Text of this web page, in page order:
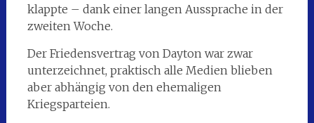
klappte – dank einer langen Aussprache in der
zweiten Woche.
Der Friedensvertrag von Dayton war zwar
unterzeichnet, praktisch alle Medien blieben
aber abhängig von den ehemaligen
Kriegsparteien.